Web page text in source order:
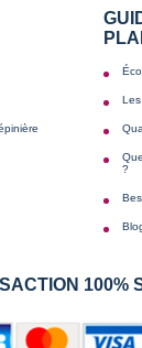
?
100%